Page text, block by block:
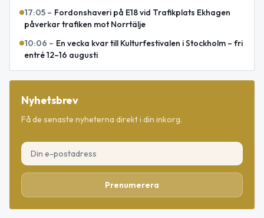
17:05 – Fordonshaveri på E18 vid Trafikplats Ekhagen
påverkar trafiken mot Norrtälje
10:06 – En vecka kvar till Kulturfestivalen i Stockholm – fri
entré 12–16 augusti
Nyhetsbrev
Få de senaste nyheterna direkt i din inkorg.
Prenumerera